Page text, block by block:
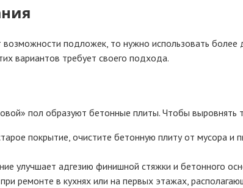
подложек, то нужно использовать
вариантов требует своего подхода.
пол образуют бетонные плиты. Чтобы выровнять
покрытие, очистите бетонную плиту от мусора
улучшает адгезию финишной стяжки и бетонного
ремонте в кухнях или на первых этажах,